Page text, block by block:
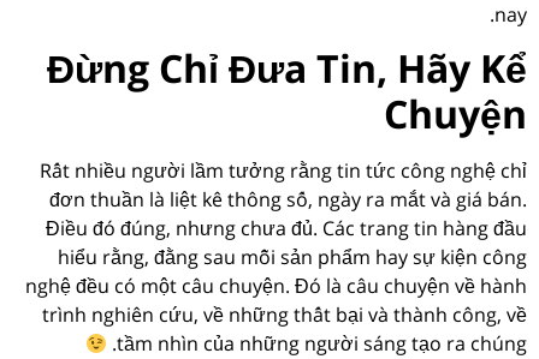
nay.
Đừng Chỉ Đưa Tin, Hãy Kể
Chuyện
Rất nhiều người lầm tưởng rằng tin tức công nghệ chỉ
đơn thuần là liệt kê thông số, ngày ra mắt và giá bán.
Điều đó đúng, nhưng chưa đủ. Các trang tin hàng đầu
hiểu rằng, đằng sau mỗi sản phẩm hay sự kiện công
nghệ đều có một câu chuyện. Đó là câu chuyện về hành
trình nghiên cứu, về những thất bại và thành công, về
tầm nhìn của những người sáng tạo ra chúng.